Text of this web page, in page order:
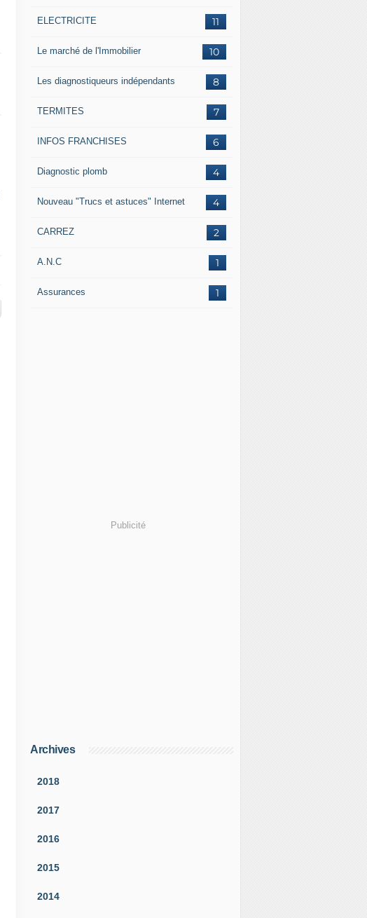
11
ELECTRICITE
10
Le marché de l'Immobilier
8
Les diagnostiqueurs indépendants
7
TERMITES
6
INFOS FRANCHISES
4
Diagnostic plomb
4
Nouveau "Trucs et astuces" Internet
2
CARREZ
1
A.N.C
1
Assurances
Publicité
Archives
2018
2017
2016
2015
2014